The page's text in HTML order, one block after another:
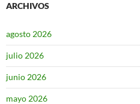
ARCHIVOS
agosto 2026
julio 2026
junio 2026
mayo 2026